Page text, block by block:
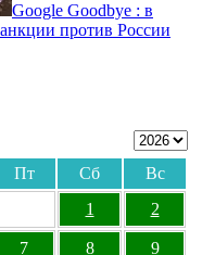
Google Goodbye : в
против России
Пт Сб
Вс
1
2
7 8 9